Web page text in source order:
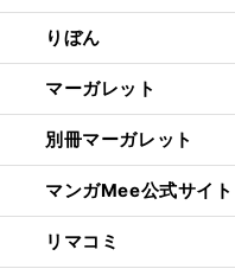
りぼん
マーガレット
別冊マーガレット
マンガMee公式サイト
リマコミ